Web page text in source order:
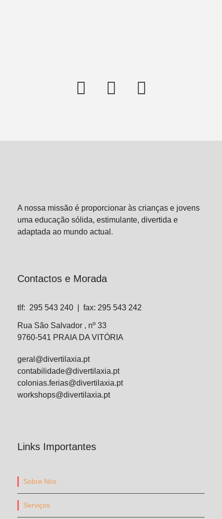
A nossa missão é proporcionar às crianças e jovens
uma educação sólida, estimulante, divertida e
adaptada ao mundo actual.
Contactos e Morada
tlf: 295 543 240 | fax: 295 543 242
Rua São Salvador , nº 33
9760-541 PRAIA DA VITÓRIA
geral@divertilaxia.pt
contabilidade@divertilaxia.pt
colonias.ferias@divertilaxia.pt
workshops@divertilaxia.pt
Links Importantes
Sobre Nós
Serviços